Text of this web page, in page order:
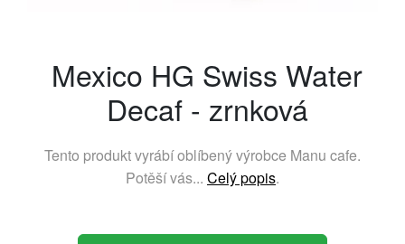
Mexico HG Swiss Water
Decaf - zrnková
Tento produkt vyrábí oblíbený výrobce Manu cafe.
Potěší vás... Celý popis.